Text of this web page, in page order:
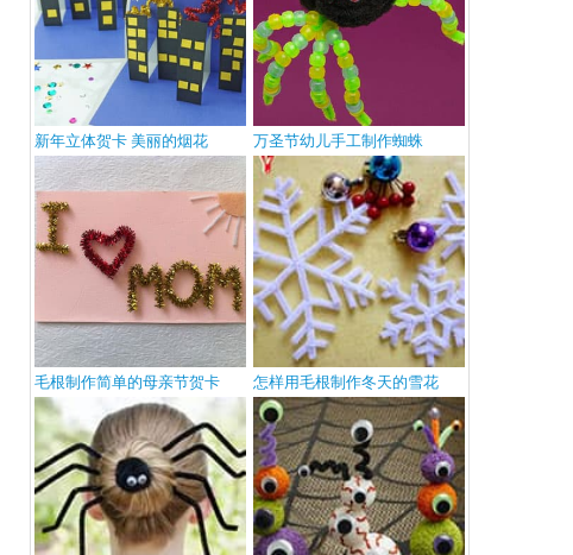
新年立体贺卡 美丽的烟花 万圣节幼儿手工制作蜘蛛
毛根制作简单的母亲节贺卡 怎样用毛根制作冬天的雪花